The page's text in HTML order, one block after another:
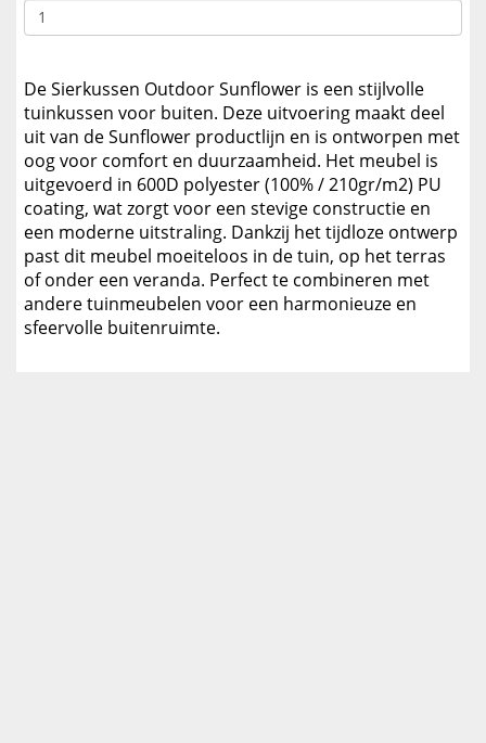
De Sierkussen Outdoor Sunflower is een stijlvolle
tuinkussen voor buiten. Deze uitvoering maakt deel
uit van de Sunflower productlijn en is ontworpen met
oog voor comfort en duurzaamheid. Het meubel is
uitgevoerd in 600D polyester (100% / 210gr/m2) PU
coating, wat zorgt voor een stevige constructie en
een moderne uitstraling. Dankzij het tijdloze ontwerp
past dit meubel moeiteloos in de tuin, op het terras
of onder een veranda. Perfect te combineren met
andere tuinmeubelen voor een harmonieuze en
sfeervolle buitenruimte.